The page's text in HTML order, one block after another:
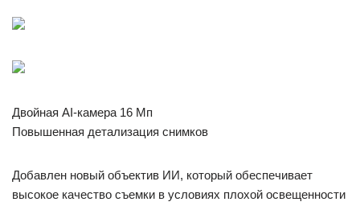
Двойная AI-камера 16 Мп
Повышенная детализация снимков
Добавлен новый объектив ИИ, который обеспечивает
высокое качество съемки в условиях плохой освещенности